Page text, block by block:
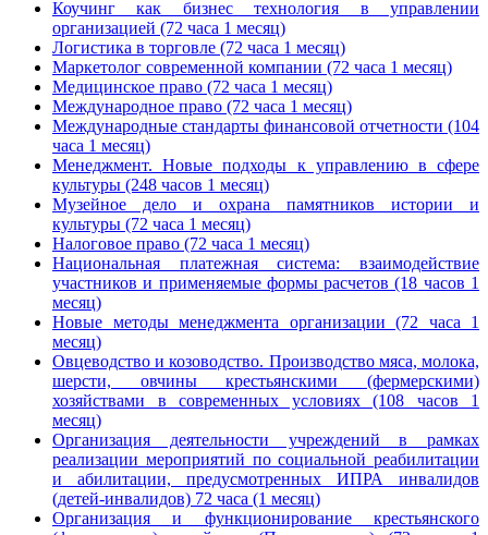
Коучинг как бизнес технология в управлении
организацией (72 часа 1 месяц)
Логистика в торговле (72 часа 1 месяц)
Маркетолог современной компании (72 часа 1 месяц)
Медицинское право (72 часа 1 месяц)
Международное право (72 часа 1 месяц)
Международные стандарты финансовой отчетности (104
часа 1 месяц)
Менеджмент. Новые подходы к управлению в сфере
культуры (248 часов 1 месяц)
Музейное дело и охрана памятников истории и
культуры (72 часа 1 месяц)
Налоговое право (72 часа 1 месяц)
Национальная платежная система: взаимодействие
участников и применяемые формы расчетов (18 часов 1
месяц)
Новые методы менеджмента организации (72 часа 1
месяц)
Овцеводство и козоводство. Производство мяса, молока,
шерсти, овчины крестьянскими (фермерскими)
хозяйствами в современных условиях (108 часов 1
месяц)
Организация деятельности учреждений в рамках
реализации мероприятий по социальной реабилитации
и абилитации, предусмотренных ИПРА инвалидов
(детей-инвалидов) 72 часа (1 месяц)
Организация и функционирование крестьянского